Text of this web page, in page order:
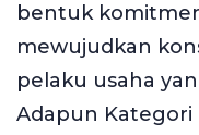
bentuk
mewujudkan
pelaku usaha
Adapun